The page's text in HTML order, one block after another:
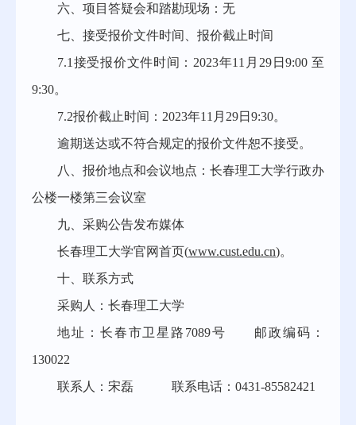
六、项目答疑会和踏勘现场：无
七、接受报价文件时间、报价截止时间
7.1接受报价文件时间：2023年11月29日9:00 至
9:30。
7.2报价截止时间：2023年11月29日9:30。
逾期送达或不符合规定的报价文件恕不接受。
八、报价地点和会议地点：长春理工大学行政办
公楼一楼第三会议室
九、采购公告发布媒体
长春理工大学官网首页(www.cust.edu.cn)。
十、联系方式
采购人：长春理工大学
地址：长春市卫星路7089号 邮政编码：
130022
联系人：宋磊 联系电话：0431-85582421